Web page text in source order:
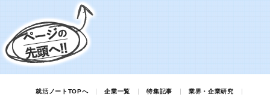
就活ノートTOPへ 企業一覧 特集記事
業界・企業研究